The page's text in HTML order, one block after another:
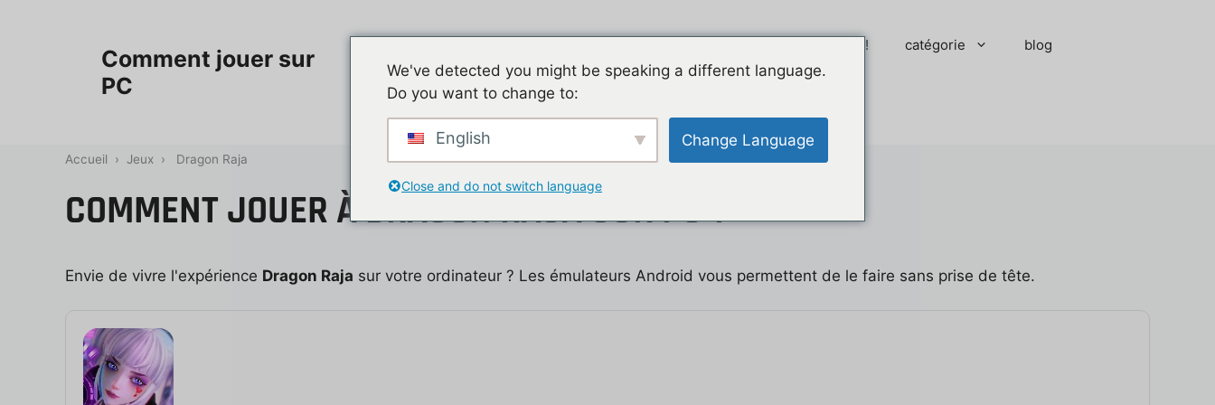
Comment jouer sur
PC
Les jeux mobiles du moment ! catégorie blog
Contact
Accueil › Jeux › Dragon Raja
COMMENT JOUER À DRAGON RAJA SUR PC ?
Envie de vivre l'expérience Dragon Raja sur votre ordinateur ? Les émulateurs Android vous permettent de le faire sans prise de tête.
We've detected you might be speaking a different language.
Do you want to change to:
English Change Language
Close and do not switch language